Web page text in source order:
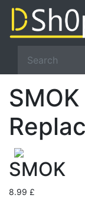
SMOK
8.99 £